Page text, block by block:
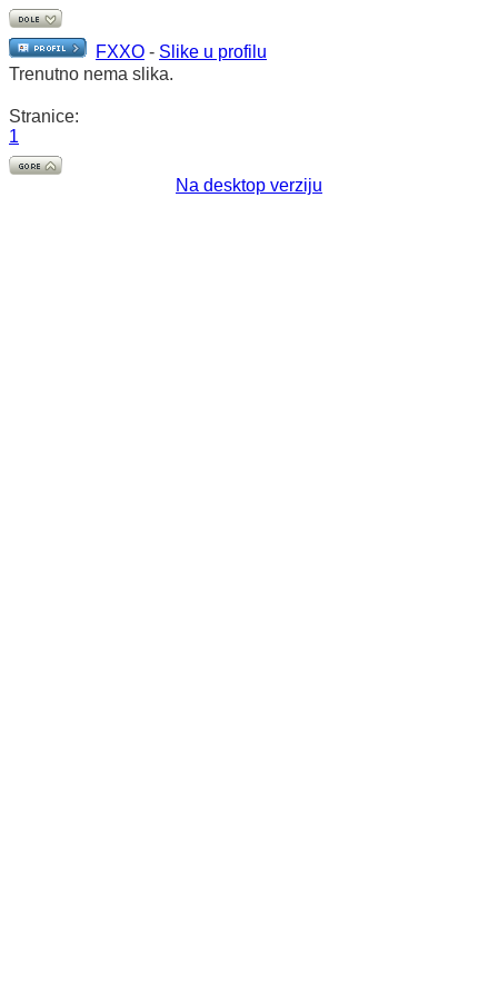
FXXO - Slike u profilu
Trenutno nema slika.
Stranice:
1
Na desktop verziju